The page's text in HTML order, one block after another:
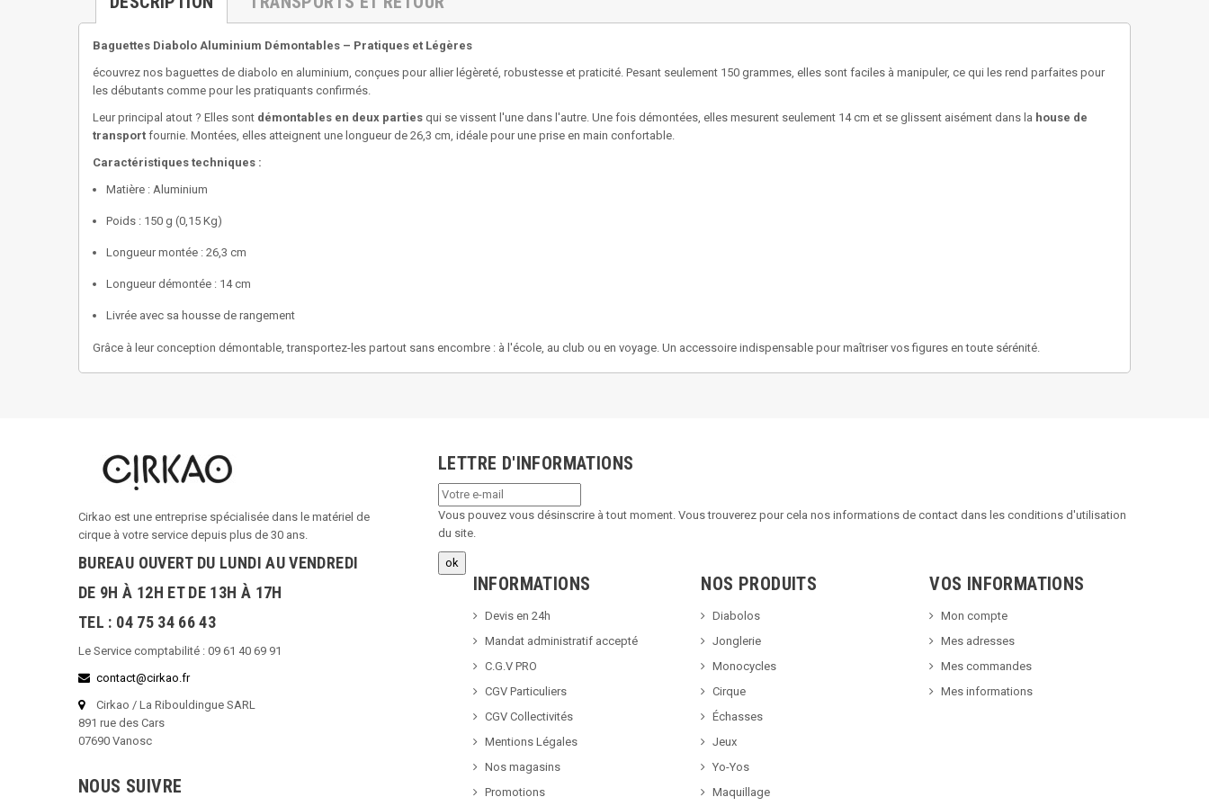
Baguettes Diabolo Aluminium Démontables – Pratiques et Légères
écouvrez nos baguettes de diabolo en aluminium, conçues pour allier légèreté, robustesse et praticité. Pesant seulement 150 grammes, elles sont faciles à manipuler, ce qui les rend parfaites pour
les débutants comme pour les pratiquants confirmés.
Leur principal atout ? Elles sont démontables en deux parties qui se vissent l'une dans l'autre. Une fois démontées, elles mesurent seulement 14 cm et se glissent aisément dans la house de
transport fournie. Montées, elles atteignent une longueur de 26,3 cm, idéale pour une prise en main confortable.
Caractéristiques techniques :
Matière : Aluminium
Poids : 150 g (0,15 Kg)
Longueur montée : 26,3 cm
Longueur démontée : 14 cm
Livrée avec sa housse de rangement
Grâce à leur conception démontable, transportez-les partout sans encombre : à l'école, au club ou en voyage. Un accessoire indispensable pour maîtriser vos figures en toute sérénité.
Cirkao est une entreprise spécialisée dans le matériel de
cirque à votre service depuis plus de 30 ans.
BUREAU OUVERT DU LUNDI AU VENDREDI
DE 9H À 12H ET DE 13H À 17H
TEL : 04 75 34 66 43
Le Service comptabilité : 09 61 40 69 91
contact@cirkao.fr
Cirkao / La Ribouldingue SARL
891 rue des Cars
07690 Vanosc
NOUS SUIVRE
LETTRE D'INFORMATIONS
Vous pouvez vous désinscrire à tout moment. Vous trouverez pour cela nos informations de contact dans les conditions d'utilisation
du site.
INFORMATIONS
Devis en 24h
Mandat administratif accepté
C.G.V PRO
CGV Particuliers
CGV Collectivités
Mentions Légales
Nos magasins
Promotions
NOS PRODUITS
Diabolos
Jonglerie
Monocycles
Cirque
Échasses
Jeux
Yo-Yos
Maquillage
VOS INFORMATIONS
Mon compte
Mes adresses
Mes commandes
Mes informations